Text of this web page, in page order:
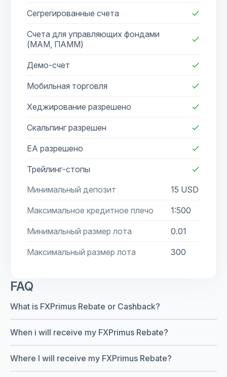
Сегрегированные счета check
Счета для управляющих фондами
(МАМ, ПАММ)
check
Демо-счет check
Мобильная торговля check
Хеджирование разрешено check
Скальпинг разрешен check
EA разрешено check
Трейлинг-стопы check
Минимальный депозит 15 USD
Максимальное кредитное плечо 1:500
Минимальный размер лота 0.01
Максимальный размер лота 300
FAQ
What is FXPrimus Rebate or Cashback?
When i will receive my FXPrimus Rebate?
Where I will receive my FXPrimus Rebate?